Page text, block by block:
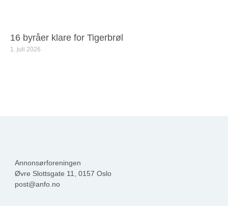
16 byråer klare for Tigerbrøl
1. juli 2026
Annonsørforeningen
Øvre Slottsgate 11, 0157 Oslo
post@anfo.no